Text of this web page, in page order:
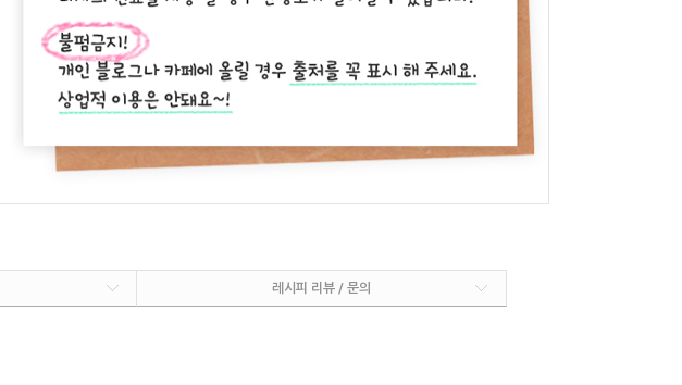
레시피 리뷰 / 문의